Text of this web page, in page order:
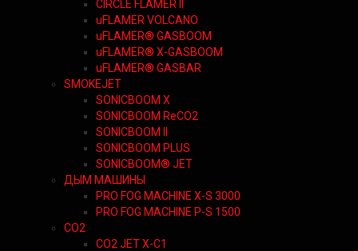
CIRCLE FLAMER II
uFLAMER VOLCANO
uFLAMER® GASBOOM
uFLAMER® X-GASBOOM
uFLAMER® GASBAR
SMOKEJET
SONICBOOM X
SONICBOOM ReCO2
SONICBOOM II
SONICBOOM PLUS
SONICBOOM® JET
ДЫМ МАШИНЫ
PRO FOG MACHINE X-S 3000
PRO FOG MACHINE P-S 1500
CO2
CO2 JET X-C1